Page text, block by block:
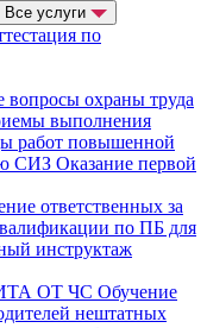
Все услуги
по
охраны труда
выполнения
работ повышенной
СИЗ Оказание первой
ответственных за
по ПБ для
инструктаж
ОТ ЧС Обучение
нештатных